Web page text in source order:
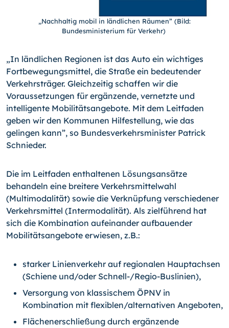
„Nachhaltig mobil in ländlichen Räumen” (Bild:
Bundesministerium für Verkehr)
„In ländlichen Regionen ist das Auto ein wichtiges
Fortbewegungsmittel, die Straße ein bedeutender
Verkehrsträger. Gleichzeitig schaffen wir die
Voraussetzungen für ergänzende, vernetzte und
intelligente Mobilitätsangebote. Mit dem Leitfaden
geben wir den Kommunen Hilfestellung, wie das
gelingen kann”, so Bundesverkehrsminister Patrick
Schnieder.
Die im Leitfaden enthaltenen Lösungsansätze
behandeln eine breitere Verkehrsmittelwahl
(Multimodalität) sowie die Verknüpfung verschiedener
Verkehrsmittel (Intermodalität). Als zielführend hat
sich die Kombination aufeinander aufbauender
Mobilitätsangebote erwiesen, z.B.:
starker Linienverkehr auf regionalen Hauptachsen
(Schiene und/oder Schnell-/Regio-Buslinien),
Versorgung von klassischem ÖPNV in
Kombination mit flexiblen/alternativen Angeboten,
Flächenerschließung durch ergänzende